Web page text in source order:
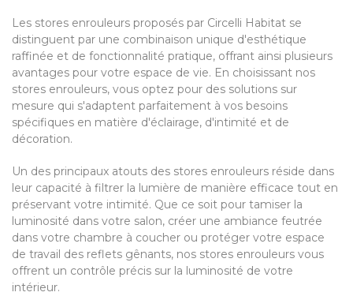
Les stores enrouleurs proposés par Circelli Habitat se
distinguent par une combinaison unique d'esthétique
raffinée et de fonctionnalité pratique, offrant ainsi plusieurs
avantages pour votre espace de vie. En choisissant nos
stores enrouleurs, vous optez pour des solutions sur
mesure qui s'adaptent parfaitement à vos besoins
spécifiques en matière d'éclairage, d'intimité et de
décoration.
Un des principaux atouts des stores enrouleurs réside dans
leur capacité à filtrer la lumière de manière efficace tout en
préservant votre intimité. Que ce soit pour tamiser la
luminosité dans votre salon, créer une ambiance feutrée
dans votre chambre à coucher ou protéger votre espace
de travail des reflets gênants, nos stores enrouleurs vous
offrent un contrôle précis sur la luminosité de votre
intérieur.